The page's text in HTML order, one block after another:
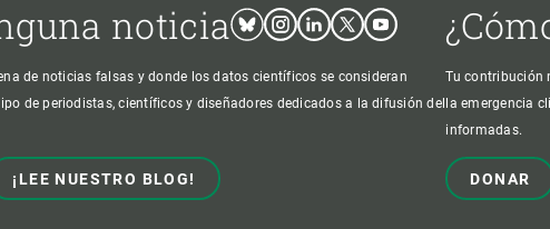
noticiaBlueskyInstagram
LinkedinTwitterYoutube
de noticias falsas y donde los datos científicos se consideran
de periodistas, científicos y diseñadores dedicados a la difusión del
¡LEE NUESTRO BLOG!
Tu contribución
la emergencia
informadas.
DONAR